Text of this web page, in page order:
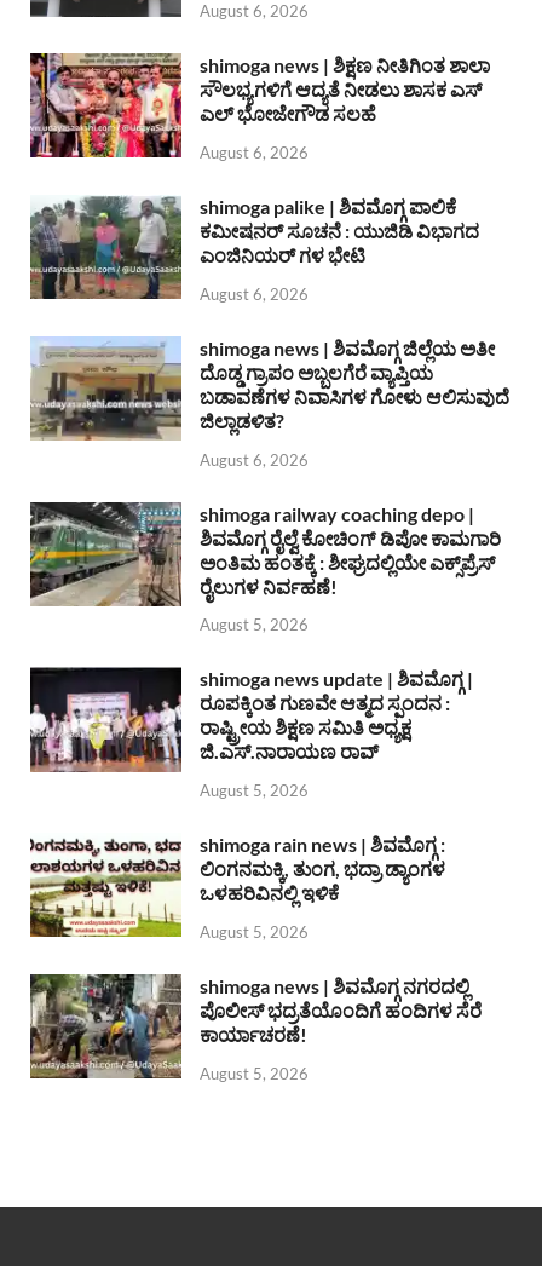
August 6, 2026
shimoga news | ಶಿಕ್ಷಣ ನೀತಿಗಿಂತ ಶಾಲಾ
ಸೌಲಭ್ಯಗಳಿಗೆ ಆದ್ಯತೆ ನೀಡಲು ಶಾಸಕ ಎಸ್
ಎಲ್ ಭೋಜೇಗೌಡ ಸಲಹೆ
August 6, 2026
shimoga palike | ಶಿವಮೊಗ್ಗ ಪಾಲಿಕೆ
ಕಮೀಷನರ್ ಸೂಚನೆ : ಯುಜಿಡಿ ವಿಭಾಗದ
ಎಂಜಿನಿಯರ್ ಗಳ ಭೇಟಿ
August 6, 2026
shimoga news | ಶಿವಮೊಗ್ಗ ಜಿಲ್ಲೆಯ ಅತೀ
ದೊಡ್ಡ ಗ್ರಾಪಂ ಅಬ್ಬಲಗೆರೆ ವ್ಯಾಪ್ತಿಯ
ಬಡಾವಣೆಗಳ ನಿವಾಸಿಗಳ ಗೋಳು ಆಲಿಸುವುದೆ
ಜಿಲ್ಲಾಡಳಿತ?
August 6, 2026
shimoga railway coaching depo |
ಶಿವಮೊಗ್ಗ ರೈಲ್ವೆ ಕೋಚಿಂಗ್ ಡಿಪೋ ಕಾಮಗಾರಿ
ಅಂತಿಮ ಹಂತಕ್ಕೆ : ಶೀಘ್ರದಲ್ಲಿಯೇ ಎಕ್ಸ್‌ಪ್ರೆಸ್
ರೈಲುಗಳ ನಿರ್ವಹಣೆ!
August 5, 2026
shimoga news update | ಶಿವಮೊಗ್ಗ |
ರೂಪಕ್ಕಿಂತ ಗುಣವೇ ಆತ್ಮದ ಸ್ಪಂದನ :
ರಾಷ್ಟ್ರೀಯ ಶಿಕ್ಷಣ ಸಮಿತಿ ಅಧ್ಯಕ್ಷ
ಜಿ.ಎಸ್.ನಾರಾಯಣ ರಾವ್
August 5, 2026
shimoga rain news | ಶಿವಮೊಗ್ಗ :
ಲಿಂಗನಮಕ್ಕಿ, ತುಂಗ, ಭದ್ರಾ ಡ್ಯಾಂಗಳ
ಒಳಹರಿವಿನಲ್ಲಿ ಇಳಿಕೆ
August 5, 2026
shimoga news | ಶಿವಮೊಗ್ಗ ನಗರದಲ್ಲಿ
ಪೊಲೀಸ್ ಭದ್ರತೆಯೊಂದಿಗೆ ಹಂದಿಗಳ ಸೆರೆ
ಕಾರ್ಯಾಚರಣೆ!
August 5, 2026